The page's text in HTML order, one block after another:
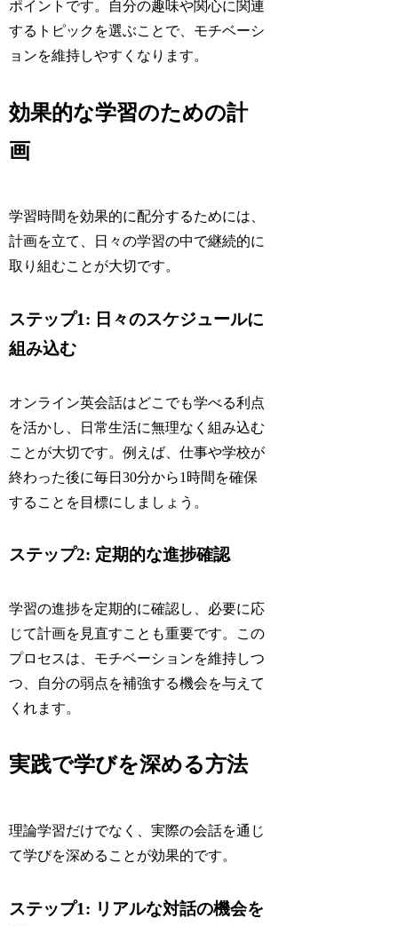
ポイントです。自分の趣味や関心に関連
するトピックを選ぶことで、モチベーシ
ョンを維持しやすくなります。
効果的な学習のための計
画
学習時間を効果的に配分するためには、
計画を立て、日々の学習の中で継続的に
取り組むことが大切です。
ステップ1: 日々のスケジュールに
組み込む
オンライン英会話はどこでも学べる利点
を活かし、日常生活に無理なく組み込む
ことが大切です。例えば、仕事や学校が
終わった後に毎日30分から1時間を確保
することを目標にしましょう。
ステップ2: 定期的な進捗確認
学習の進捗を定期的に確認し、必要に応
じて計画を見直すことも重要です。この
プロセスは、モチベーションを維持しつ
つ、自分の弱点を補強する機会を与えて
くれます。
実践で学びを深める方法
理論学習だけでなく、実際の会話を通じ
て学びを深めることが効果的です。
ステップ1: リアルな対話の機会を